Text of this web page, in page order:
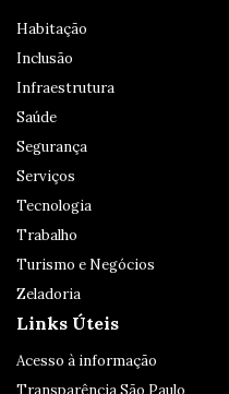
Habitação
Inclusão
Infraestrutura
Saúde
Segurança
Serviços
Tecnologia
Trabalho
Turismo e Negócios
Zeladoria
Links Úteis
Acesso à informação
Transparência São Paulo